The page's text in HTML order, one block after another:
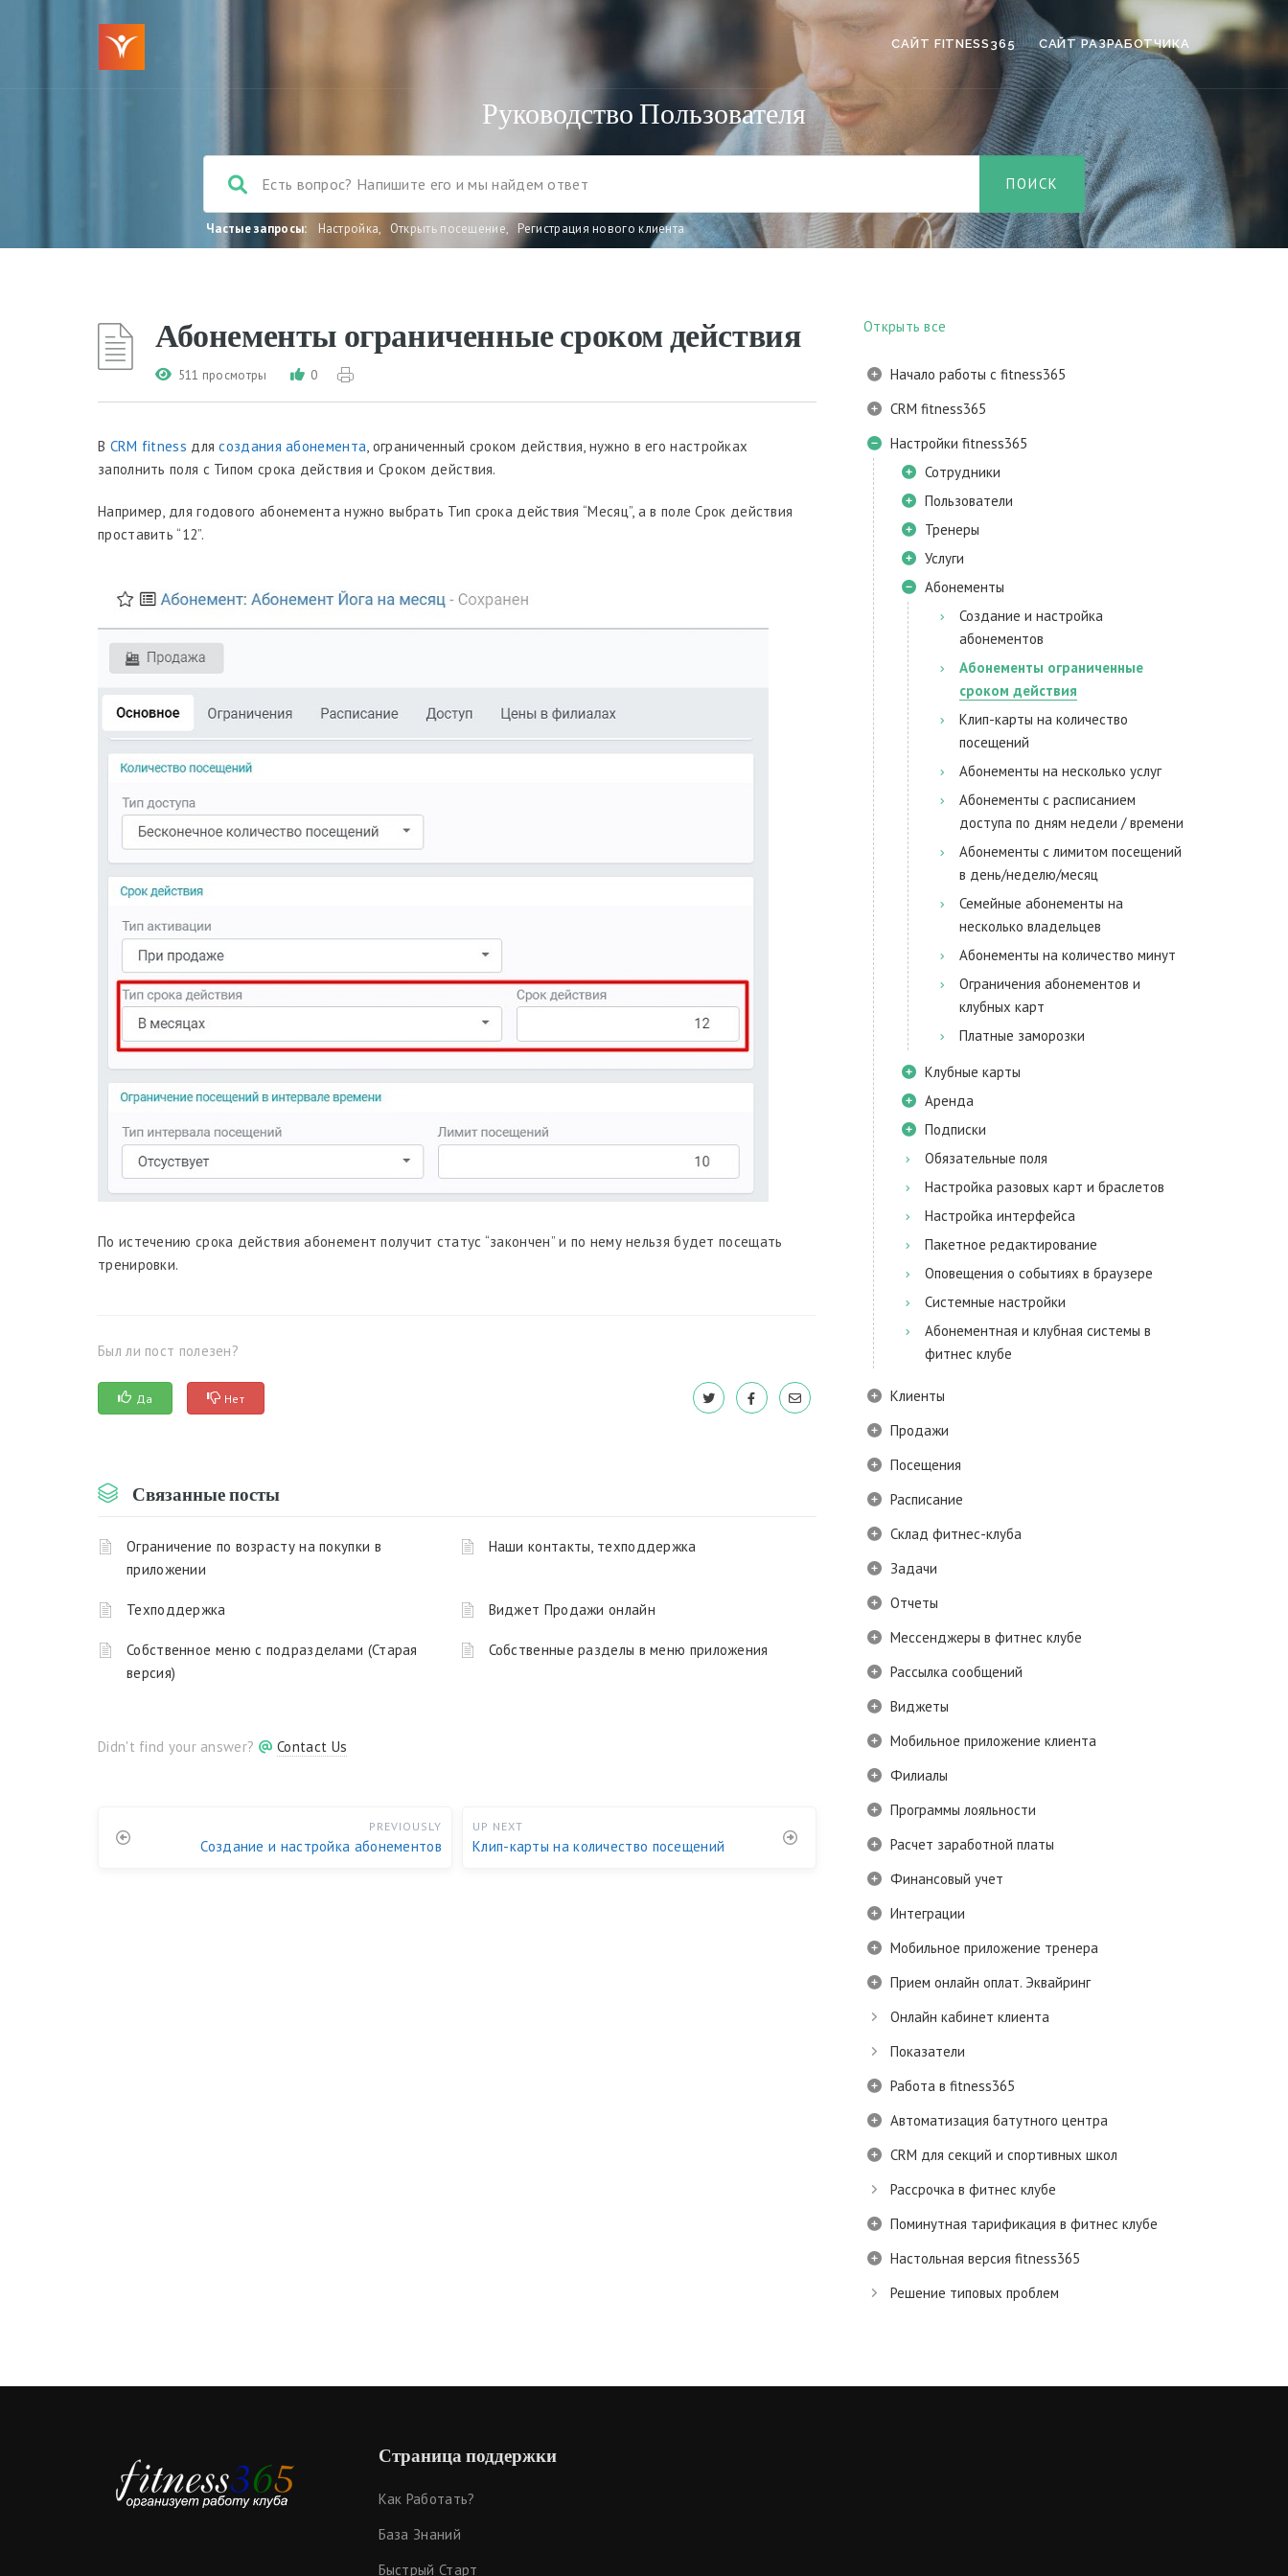
САЙТ FITNESS365 САЙТ РАЗРАБОТЧИКА
Руководство Пользователя
Частые запросы: Настройка, Открыть посещение, Регистрация нового клиента
Абонементы ограниченные сроком действия
511 просмотры 0
В CRM fitness длясоздания абонемента, ограниченный сроком действия, нужно в его настройках
заполнить поля с Типом срока действия и Сроком действия.
Например, для годового абонемента нужно выбрать Тип срока действия “Месяц”, а в поле Срок действия
проставить “12”.
По истечению срока действия абонемент получит статус “закончен” и по нему нельзя будет посещать
тренировки.
Был ли пост полезен?
Да Нет
Связанные посты
Ограничение по возрасту на покупки в
приложении
Наши контакты, техподдержка
Техподдержка Виджет Продажи онлайн
Собственное меню с подразделами (Старая
версия)
Собственные разделы в меню приложения
Didn't find your answer? Contact Us
PREVIOUSLY
Создание и настройка абонементов
UP NEXT
Клип-карты на количество посещений
Открыть все
Начало работы с fitness365
CRM fitness365
Настройки fitness365
Сотрудники
Пользователи
Тренеры
Услуги
Абонементы
Создание и настройка
абонементов
Абонементы ограниченные
сроком действия
Клип-карты на количество
посещений
Абонементы на несколько услуг
Абонементы с расписанием
доступа по дням недели / времени
Абонементы с лимитом посещений
в день/неделю/месяц
Семейные абонементы на
несколько владельцев
Абонементы на количество минут
Ограничения абонементов и
клубных карт
Платные заморозки
Клубные карты
Аренда
Подписки
Обязательные поля
Настройка разовых карт и браслетов
Настройка интерфейса
Пакетное редактирование
Оповещения о событиях в браузере
Системные настройки
Абонементная и клубная системы в
фитнес клубе
Клиенты
Продажи
Посещения
Расписание
Склад фитнес-клуба
Задачи
Отчеты
Мессенджеры в фитнес клубе
Рассылка сообщений
Виджеты
Мобильное приложение клиента
Филиалы
Программы лояльности
Расчет заработной платы
Финансовый учет
Интеграции
Мобильное приложение тренера
Прием онлайн оплат. Эквайринг
Онлайн кабинет клиента
Показатели
Работа в fitness365
Автоматизация батутного центра
CRM для секций и спортивных школ
Рассрочка в фитнес клубе
Поминутная тарификация в фитнес клубе
Настольная версия fitness365
Решение типовых проблем
Страница поддержки
Как Работать?
База Знаний
Быстрый Старт